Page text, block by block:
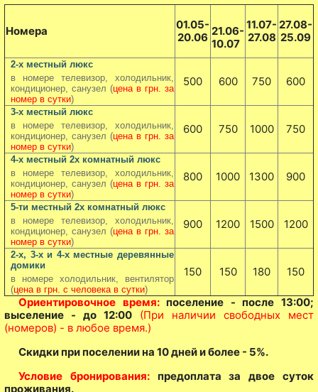
Номера
01.05-
20.06 21.06-
10.07
11.07-
27.08
27.08-
25.09
2-х местный люкс
в номере телевизор, холодильник,
кондиционер, санузел (цена в грн. за
номер в сутки)
500 600 750 600
3-х местный люкс
в номере телевизор, холодильник,
кондиционер, санузел (цена в грн. за
номер в сутки)
600 750 1000 750
4-х местный 2х комнатный люкс
в номере телевизор, холодильник,
кондиционер, санузел (цена в грн. за
номер в сутки)
800 1000 1300 900
5-ти местный 2х комнатный люкс
в номере телевизор, холодильник,
кондиционер, санузел (цена в грн. за
номер в сутки)
900 1200 1500 1200
2-х, 3-х и 4-х местные деревянные
домики
в номере холодильник, вентилятор
(цена в грн. с человека в сутки)
150 150 180 150
Ориентировочное время:поселение - после 13:00;
выселение - до 12:00 (При наличии свободных мест
(номеров) - в любое время.)
Скидки при поселении на 10 дней и более - 5%.
Условие бронирования:предоплата за двое суток
проживания.